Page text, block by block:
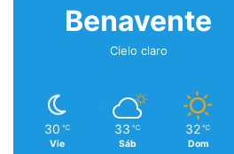
Benavente
Cielo claro
30 ℃
Vie
33 ℃
Sáb
32 ℃
Dom